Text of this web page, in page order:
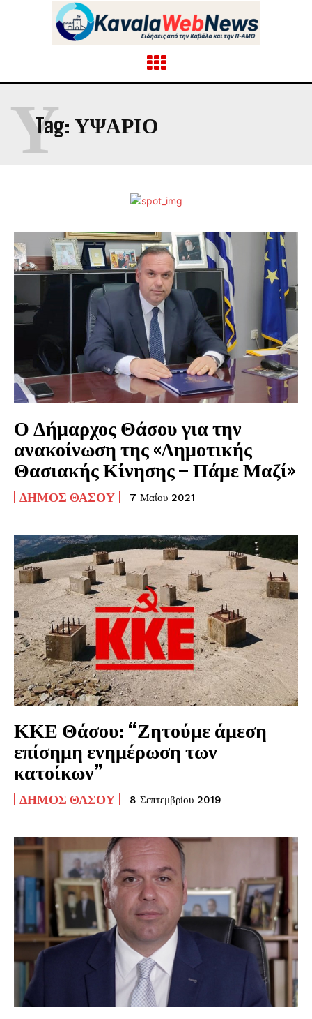
Tag: ΥΨΆΡΙΟ
Υ
Ο Δήμαρχος Θάσου για την
ανακοίνωση της «Δημοτικής
Θασιακής Κίνησης – Πάμε Μαζί»
ΔΉΜΟΣ ΘΆΣΟΥ 7 Μαΐου 2021
ΚΚΕ Θάσου: “Ζητούμε άμεση
επίσημη ενημέρωση των
κατοίκων”
ΔΉΜΟΣ ΘΆΣΟΥ 8 Σεπτεμβρίου 2019